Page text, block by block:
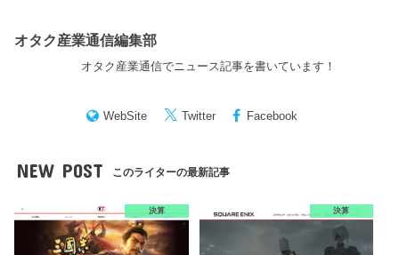
オタク産業通信編集部
オタク産業通信でニュース記事を書いています！
WebSite Twitter Facebook
NEW POST このライターの最新記事
決算 決算